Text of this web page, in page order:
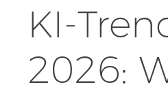
KI-
2026: